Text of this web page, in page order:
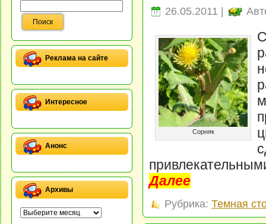
Реклама на сайте
Интересное
Анонс
Архивы
26.05.2011 |
Сорняк
Далее
Рубрика: Темная